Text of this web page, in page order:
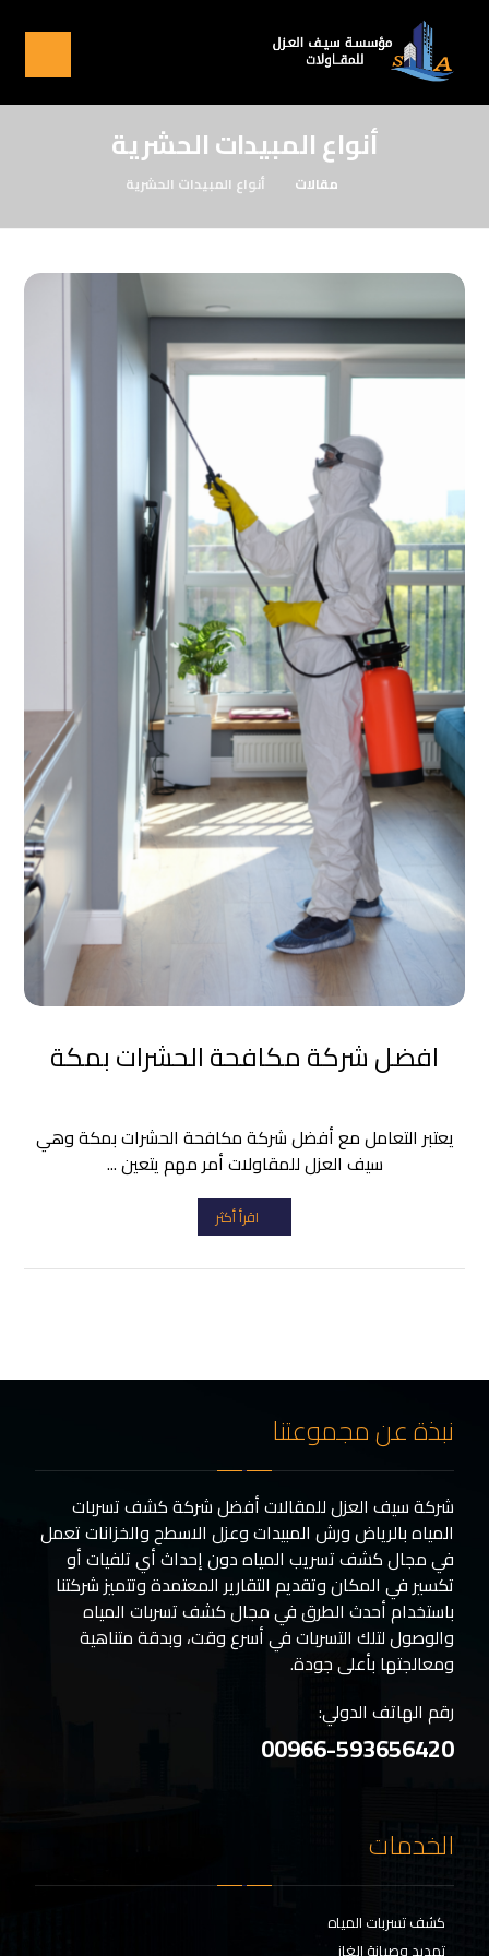
أنواع المبيدات الحشرية
مقالات أنواع المبيدات الحشرية
افضل شركة مكافحة الحشرات بمكة
يعتبر التعامل مع أفضل شركة مكافحة الحشرات بمكة وهي
سيف العزل للمقاولات أمر مهم يتعين ...
اقرأ أكثر
نبذة عن مجموعتنا
شركة سيف العزل للمقالات أفضل شركة كشف تسربات
المياه بالرياض ورش المبيدات وعزل الاسطح والخزانات تعمل
في مجال كشف تسريب المياه دون إحداث أي تلفيات أو
تكسير في المكان وتقديم التقارير المعتمدة وتتميز شركتنا
باستخدام أحدث الطرق في مجال كشف تسربات المياه
والوصول لتلك التسربات في أسرع وقت، وبدقة متناهية
ومعالجتها بأعلى جودة.
رقم الهاتف الدولي:
00966-593656420
الخدمات
كشف تسربات المياه